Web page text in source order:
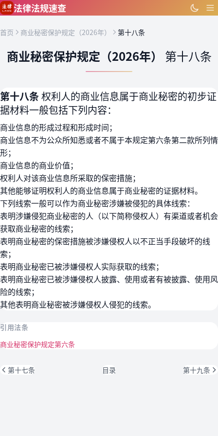
跳到主要内容
法律法规速查
首页 商业秘密保护规定（2026年） 第十八条
商业秘密保护规定（2026年） 第十八条
第十八条权利人的商业信息属于商业秘密的初步证
据材料一般包括下列内容：
商业信息的形成过程和形成时间；
商业信息不为公众所知悉或者不属于本规定第六条第二款所列情
形；
商业信息的商业价值；
权利人对该商业信息所采取的保密措施；
其他能够证明权利人的商业信息属于商业秘密的证据材料。
下列线索一般可以作为商业秘密涉嫌被侵犯的具体线索：
表明涉嫌侵犯商业秘密的人（以下简称侵权人）有渠道或者机会
获取商业秘密的线索；
表明商业秘密的保密措施被涉嫌侵权人以不正当手段破坏的线
索；
表明商业秘密已被涉嫌侵权人实际获取的线索；
表明商业秘密已被涉嫌侵权人披露、使用或者有被披露、使用风
险的线索；
其他表明商业秘密被涉嫌侵权人侵犯的线索。
引用法条
商业秘密保护规定第六条
第十七条 目录 第十九条